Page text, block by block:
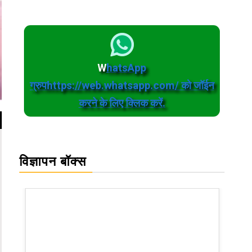
WhatsApp
ग्रुपhttps://web.whatsapp.com/ को जॉईन
करने के लिए क्लिक करें.
विज्ञापन बॉक्स